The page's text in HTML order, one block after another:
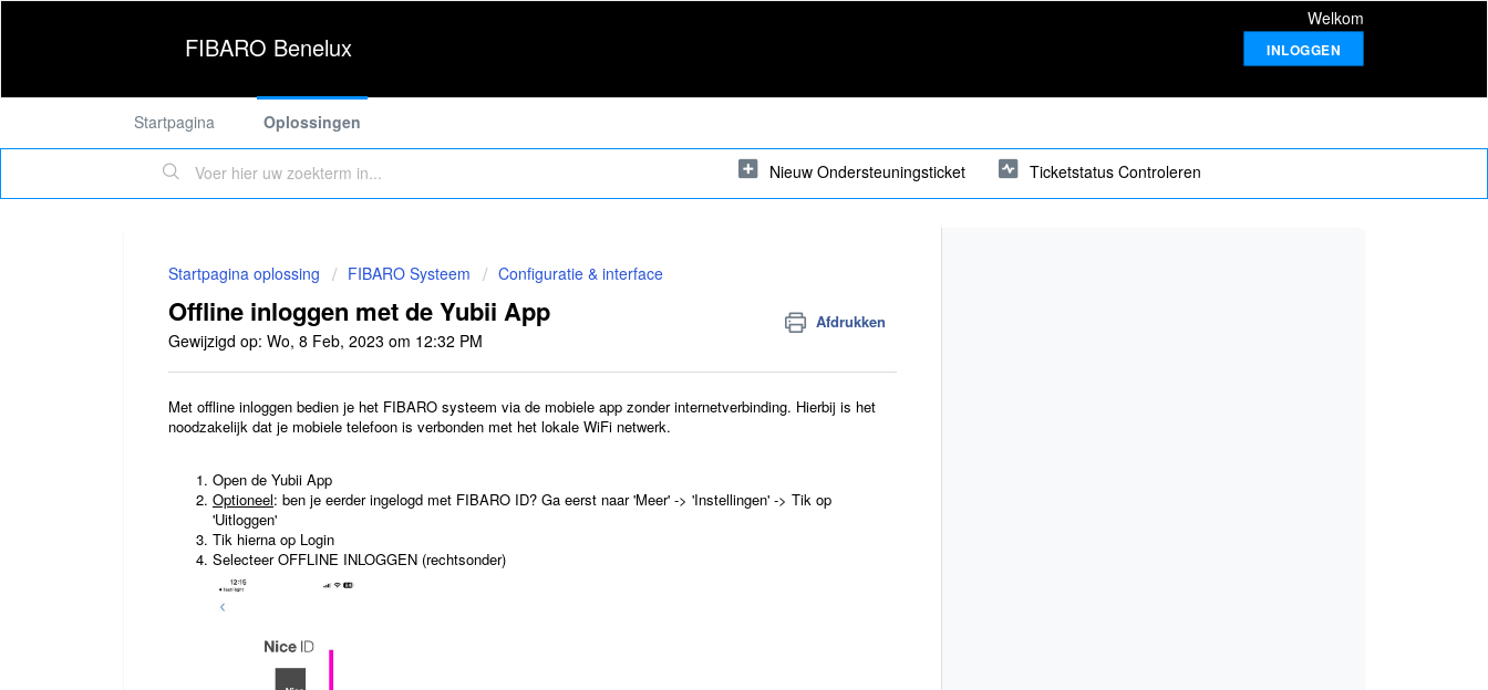
FIBARO Benelux
Welkom
INLOGGEN
Startpagina Oplossingen
Nieuw Ondersteuningsticket Ticketstatus Controleren
Startpagina oplossing FIBARO Systeem Configuratie & interface
Offline inloggen met de Yubii App Afdrukken
Gewijzigd op: Wo, 8 Feb, 2023 om 12:32 PM
Met offline inloggen bedien je het FIBARO systeem via de mobiele app zonder internetverbinding. Hierbij is het
noodzakelijk dat je mobiele telefoon is verbonden met het lokale WiFi netwerk.
Open de Yubii App
Optioneel: ben je eerder ingelogd met FIBARO ID? Ga eerst naar 'Meer' -> 'Instellingen' -> Tik op
'Uitloggen'
Tik hierna op Login
Selecteer OFFLINE INLOGGEN (rechtsonder)